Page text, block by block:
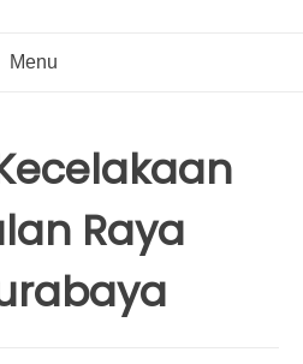
Menu
Raya